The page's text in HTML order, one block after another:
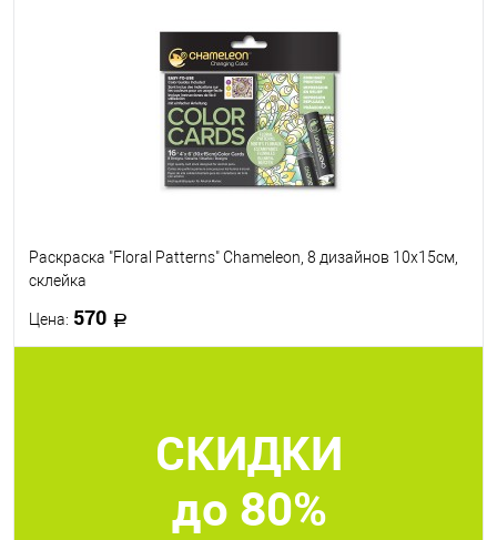
Раскраска "Floral Patterns" Chameleon, 8 дизайнов 10х15см,
склейка
Цена: 570
В наличии
СКИДКИ
до 80%